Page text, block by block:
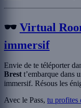
🕶️ Virtual
immersif
Envie de te téléporter
Brest t’embarque dans
immersif. Résous les
Avec le Pass, tu profites